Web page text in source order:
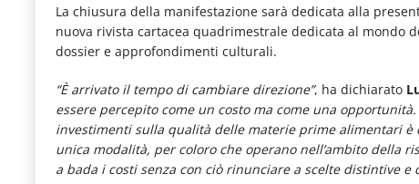
La chiusura della manifestazione sarà dedicata alla
nuova rivista cartacea quadrimestrale dedicata al mondo
dossier e approfondimenti culturali.
“È arrivato il tempo di cambiare direzione”, ha dichiarato
essere percepito come un costo ma come una
investimenti sulla qualità delle materie prime alimentari è
unica modalità, per coloro che operano nell’ambito della
a bada i costi senza con ciò rinunciare a scelte distintive